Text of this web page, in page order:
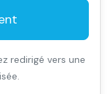
redirigé vers une